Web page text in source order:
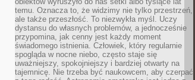
temu. Oznacza to, że widzimy nie tylko przestrzeń,
ale także przeszłość. To niezwykła myśl. Uczy
dystansu do własnych problemów, a jednocześnie
przypomina, jak cenny jest każdy moment
świadomego istnienia. Człowiek, który regularnie
spogląda w nocne niebo, często staje się
uważniejszy, spokojniejszy i bardziej otwarty na
tajemnicę. Nie trzeba być naukowcem, aby czerpać